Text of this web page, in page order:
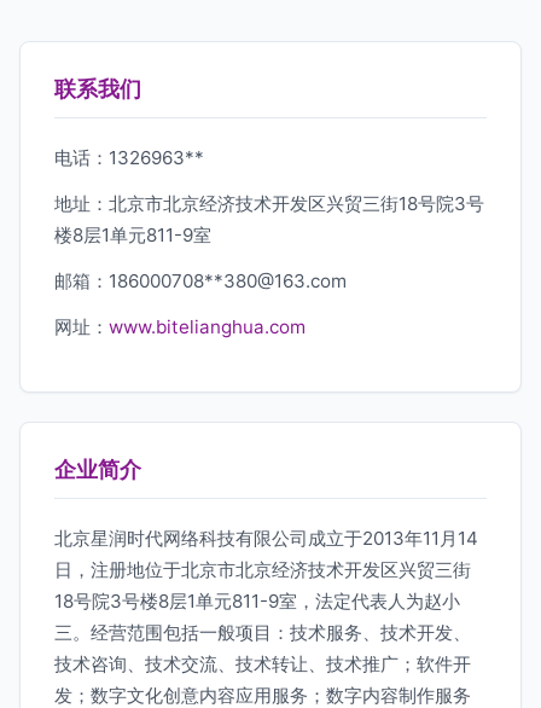
联系我们
电话：1326963**
地址：北京市北京经济技术开发区兴贸三街18号院3号
楼8层1单元811-9室
邮箱：186000708**380@163.com
网址： www.bitelianghua.com
企业简介
北京星润时代网络科技有限公司成立于2013年11月14
日，注册地位于北京市北京经济技术开发区兴贸三街
18号院3号楼8层1单元811-9室，法定代表人为赵小
三。经营范围包括一般项目：技术服务、技术开发、
技术咨询、技术交流、技术转让、技术推广；软件开
发；数字文化创意内容应用服务；数字内容制作服务